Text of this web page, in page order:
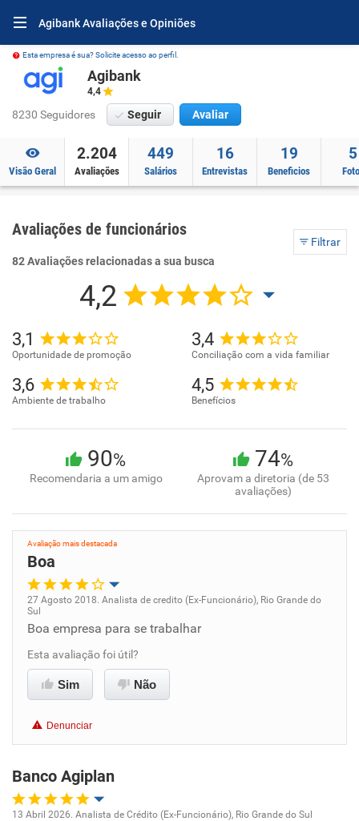
Agibank Avaliações e Opiniões
Esta empresa é sua? Solicite acesso ao perfil.
Agibank
4,4
8230 Seguidores Seguir Avaliar
Visão Geral
2.204
Avaliações
449
Salários
16
Entrevistas
19
Beneficios
5
Avaliações de funcionários
Filtrar
82 Avaliações relacionadas a sua busca
4,2
3,1
Oportunidade de promoção
3,4
Conciliação com a vida familiar
3,6
Ambiente de trabalho
4,5
Benefícios
90%
Recomendaria a um amigo
74%
Aprovam a diretoria (de 53
avaliações)
Avaliação mais destacada
Boa
Ambiente de trabalho
Conciliação com a vida familiar
Recomenda esta empresa
Recomenda a diretoria
27 Agosto 2018. Analista de credito (Ex-Funcionário), Rio Grande do
Sul
Boa empresa para se trabalhar
Esta avaliação foi útil?
Sim Não
Denunciar
Banco Agiplan
13 Abril 2026. Analista de Crédito (Ex-Funcionário), Rio Grande do Sul